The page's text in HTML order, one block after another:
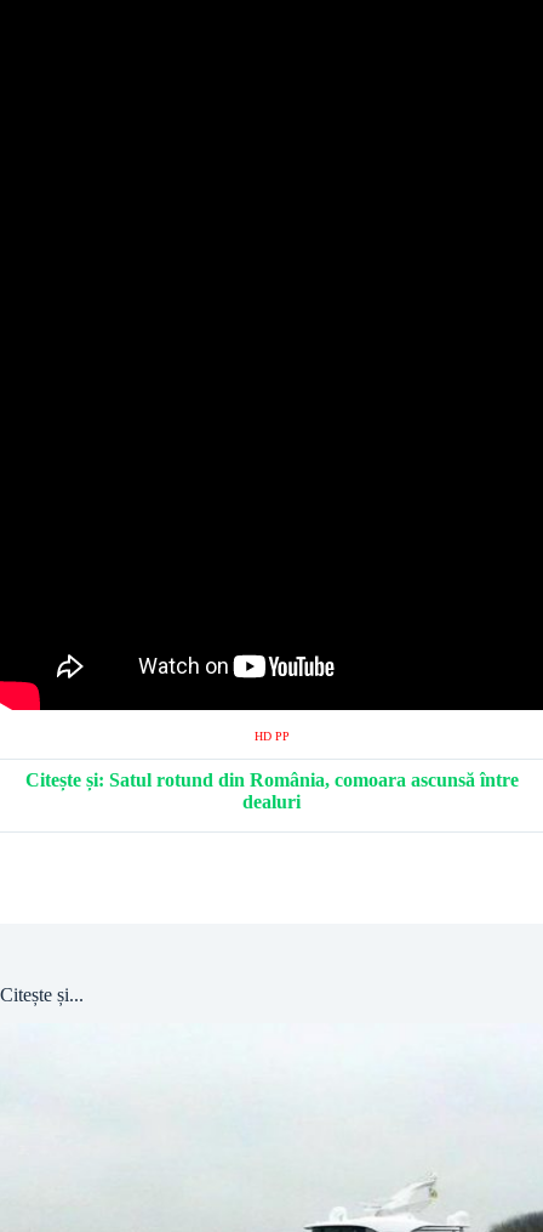
HD PP
Citește și: Satul rotund din România, comoara ascunsă între
dealuri
Citește și...